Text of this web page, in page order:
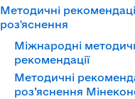
Методичні
роз'яснення
Міжнародні
рекомендації
Методичні
роз’яснення